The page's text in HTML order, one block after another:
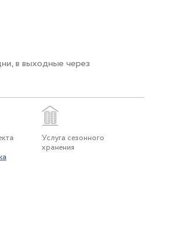
в выходные через
Услуга сезонного
хранения